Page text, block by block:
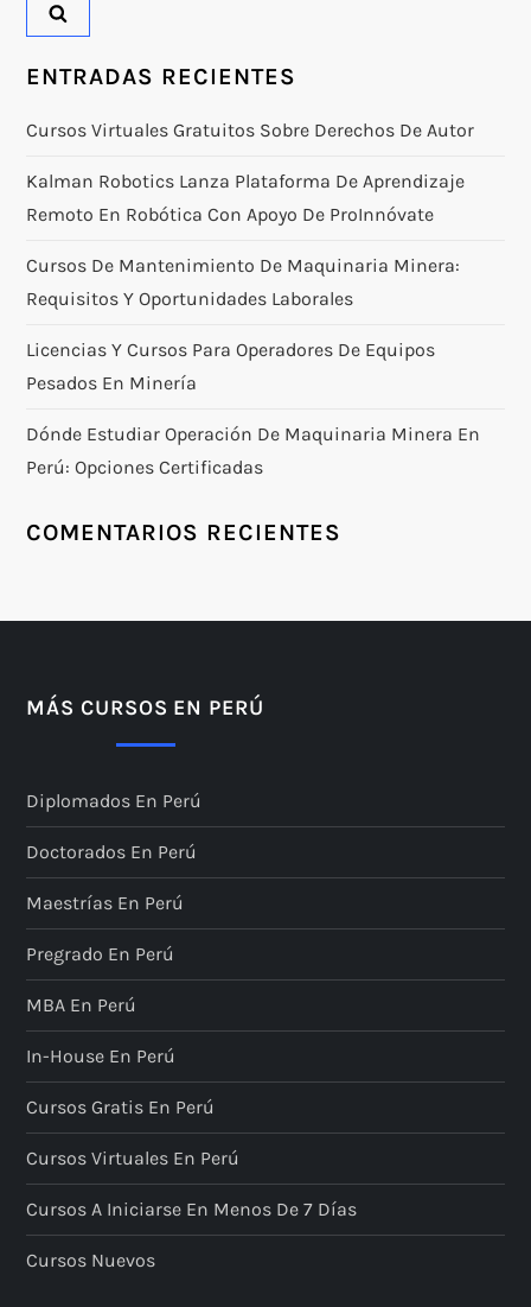
ENTRADAS RECIENTES
Cursos Virtuales Gratuitos Sobre Derechos De Autor
Kalman Robotics Lanza Plataforma De Aprendizaje
Remoto En Robótica Con Apoyo De ProInnóvate
Cursos De Mantenimiento De Maquinaria Minera:
Requisitos Y Oportunidades Laborales
Licencias Y Cursos Para Operadores De Equipos
Pesados En Minería
Dónde Estudiar Operación De Maquinaria Minera En
Perú: Opciones Certificadas
COMENTARIOS RECIENTES
MÁS CURSOS EN PERÚ
Diplomados En Perú
Doctorados En Perú
Maestrías En Perú
Pregrado En Perú
MBA En Perú
In-House En Perú
Cursos Gratis En Perú
Cursos Virtuales En Perú
Cursos A Iniciarse En Menos De 7 Días
Cursos Nuevos